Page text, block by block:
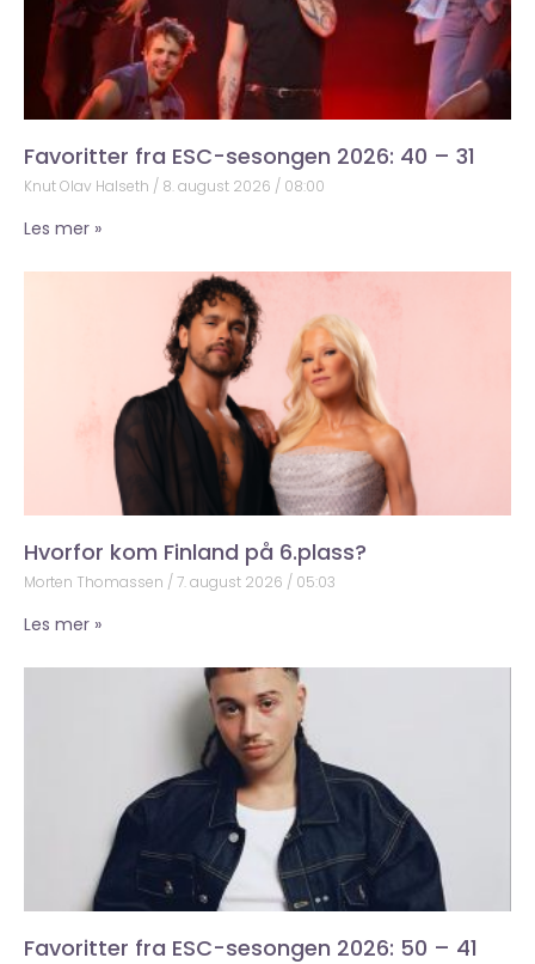
Favoritter fra ESC-sesongen 2026: 40 – 31
Knut Olav Halseth 8. august 2026 08:00
Les mer »
Hvorfor kom Finland på 6.plass?
Morten Thomassen 7. august 2026 05:03
Les mer »
Favoritter fra ESC-sesongen 2026: 50 – 41